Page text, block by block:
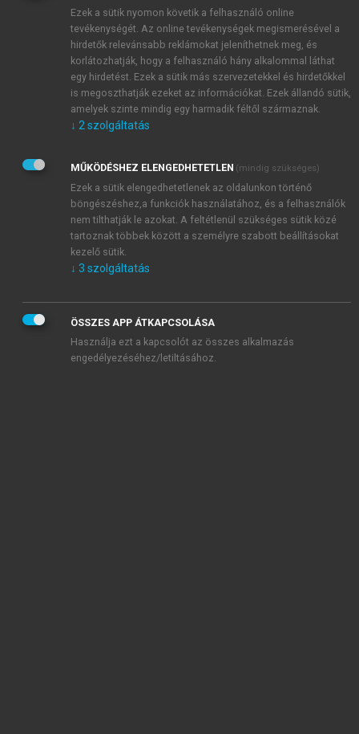
JELSZÓ ÚJRA
Kérek értesítést a MeRSZ újdonságairól, akcióiról.
Kérek értesítést az Akadémiai Kiadó Zrt. újdonságairól,
Adatkezelési tájékoztatóbanfoglaltakat tudomásul
veszem és elfogadom.
Általános vásárlási feltételeket, valamint a szotar.netés a
mersz.huoldalak licencszerződéseiben foglaltakat
tudomásul veszem és elfogadom.
KIPRÓBÁLOM
Ezek a sütik nyomon követik a felhasználó online
tevékenységét. Az online tevékenységek megismerésével a
hirdetők relevánsabb reklámokat jeleníthetnek meg, és
korlátozhatják, hogy a felhasználó hány alkalommal láthat
egy hirdetést. Ezek a sütik más szervezetekkel és hirdetőkkel
is megoszthatják ezeket az információkat. Ezek állandó sütik,
amelyek szinte mindig egy harmadik féltől származnak.
↓ 2 szolgáltatás
MŰKÖDÉSHEZ ELENGEDHETETLEN (mindig szükséges)
Ezek a sütik elengedhetetlenek az oldalunkon történő
böngészéshez,a funkciók használatához, és a felhasználók
nem tilthatják le azokat. A feltétlenül szükséges sütik közé
tartoznak többek között a személyre szabott beállításokat
kezelő sütik.
↓ 3 szolgáltatás
ÖSSZES APP ÁTKAPCSOLÁSA
Használja ezt a kapcsolót az összes alkalmazás
engedélyezéséhez/letiltásához.